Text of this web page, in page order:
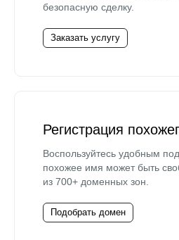
безопасную сделку.
Заказать услугу
Регистрация
Воспользуйтесь удобным
похожее имя может быть
из 700+ доменных зон.
Подобрать домен